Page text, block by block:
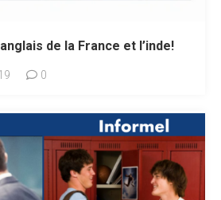
de la France et l’inde!
0